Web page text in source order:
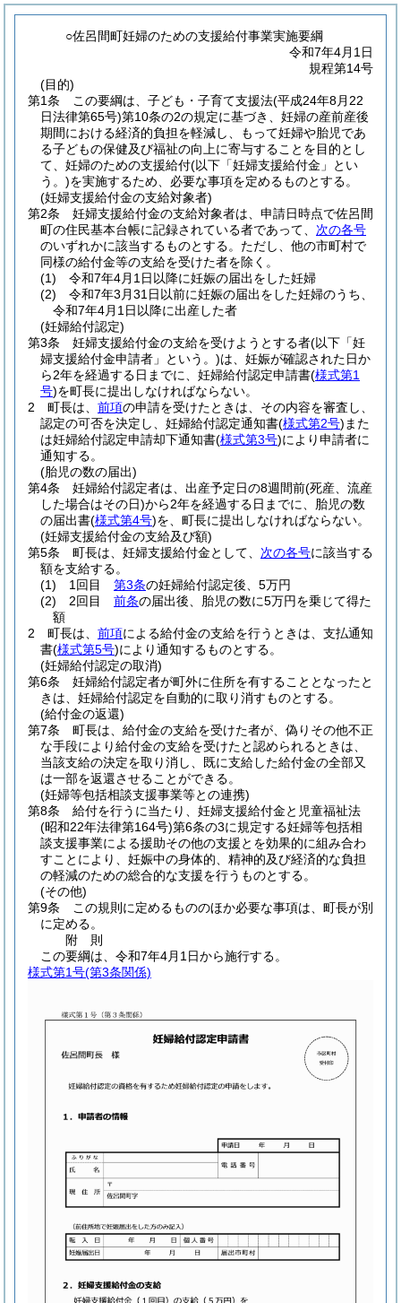
○佐呂間町妊婦のための支援給付事業実施要綱
令和7年4月1日
規程第14号
(目的)
第1条
この要綱は、子ども・子育て支援法(平成24年8月22
日法律第65号)第10条の2の規定に基づき、妊婦の産前産後
期間における経済的負担を軽減し、もって妊婦や胎児であ
る子どもの保健及び福祉の向上に寄与することを目的とし
て、妊婦のための支援給付(以下「妊婦支援給付金」とい
う。)を実施するため、必要な事項を定めるものとする。
(妊婦支援給付金の支給対象者)
第2条
妊婦支援給付金の支給対象者は、申請日時点で佐呂間
町の住民基本台帳に記録されている者であって、 次の各号
のいずれかに該当するものとする。 ただし、他の市町村で
同様の給付金等の支給を受けた者を除く。
(1)
令和7年4月1日以降に妊娠の届出をした妊婦
(2)
令和7年3月31日以前に妊娠の届出をした妊婦のうち、
令和7年4月1日以降に出産した者
(妊婦給付認定)
第3条
妊婦支援給付金の支給を受けようとする者(以下「妊
婦支援給付金申請者」という。)は、妊娠が確認された日か
ら2年を経過する日までに、妊婦給付認定申請書(様式第1
号)を町長に提出しなければならない。
2
町長は、 前項の申請を受けたときは、その内容を審査し、
認定の可否を決定し、妊婦給付認定通知書(様式第2号) また
は妊婦給付認定申請却下通知書(様式第3号)により申請者に
通知する。
(胎児の数の届出)
第4条
妊婦給付認定者は、出産予定日の8週間前(死産、流産
した場合はその日)から2年を経過する日までに、胎児の数
の届出書(様式第4号)を、町長に提出しなければならない。
(妊婦支援給付金の支給及び額)
第5条
町長は、妊婦支援給付金として、 次の各号に該当する
額を支給する。
(1)
1回目 第3条の妊婦給付認定後、5万円
(2)
2回目 前条の届出後、胎児の数に5万円を乗じて得た
額
2
町長は、 前項による給付金の支給を行うときは、支払通知
書(様式第5号)により通知するものとする。
(妊婦給付認定の取消)
第6条
妊婦給付認定者が町外に住所を有することとなったと
きは、妊婦給付認定を自動的に取り消すものとする。
(給付金の返還)
第7条
町長は、給付金の支給を受けた者が、偽りその他不正
な手段により給付金の支給を受けたと認められるときは、
当該支給の決定を取り消し、既に支給した給付金の全部又
は一部を返還させることができる。
(妊婦等包括相談支援事業等との連携)
第8条
給付を行うに当たり、妊婦支援給付金と児童福祉法
(昭和22年法律第164号)第6条の3に規定する妊婦等包括相
談支援事業による援助その他の支援とを効果的に組み合わ
すことにより、妊娠中の身体的、精神的及び経済的な負担
の軽減のための総合的な支援を行うものとする。
(その他)
第9条
この規則に定めるもののほか必要な事項は、町長が別
に定める。
附 則
この要綱は、令和7年4月1日から施行する。
様式第1号(第3条関係)